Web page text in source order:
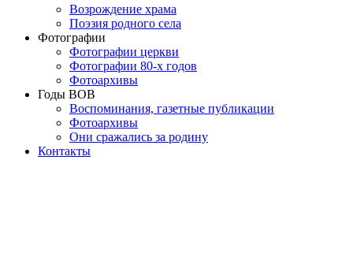
Возрождение храма
Поэзия родного села
Фотографии
Фотографии церкви
Фотографии 80-х годов
Фотоархивы
Годы ВОВ
Воспоминания, газетные публикации
Фотоархивы
Они сражались за родину
Контакты